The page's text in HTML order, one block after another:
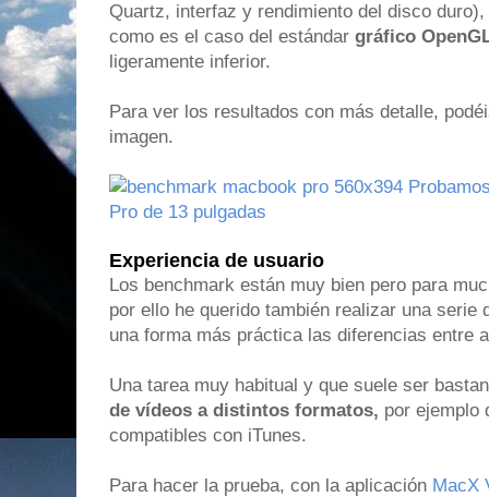
Quartz, interfaz y rendimiento del disco
como es el caso del estándar gráfico
ligeramente inferior.
Para ver los resultados con más detalle,
imagen.
Experiencia de usuario
Los benchmark están muy bien pero para
por ello he querido también realizar una serie
una forma más práctica las diferencias entre
Una tarea muy habitual y que suele ser
de vídeos a distintos formatos, por ejemplo
compatibles con iTunes.
Para hacer la prueba, con la aplicación MacX